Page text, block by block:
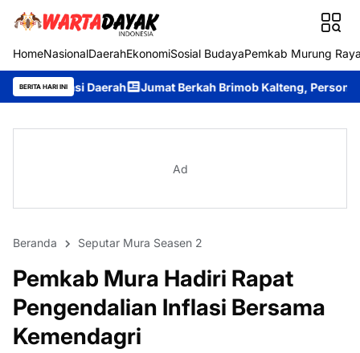
HomeNasionalDaerahEkonomiSosial BudayaPemkab Murung
BERITA HARI INIJumat Berkah Brimob Kalteng, Personel Batalyon B
Ad
Beranda Seputar Mura Seasen 2
Pemkab Mura Hadiri Rapat
Pengendalian Inflasi Bersama
Kemendagri